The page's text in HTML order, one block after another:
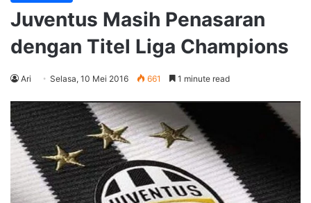
Juventus Masih Penasaran
dengan Titel Liga Champions
Ari Selasa, 10 Mei 2016 661 1 minute read